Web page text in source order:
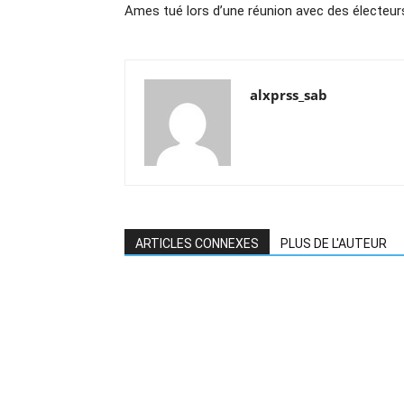
Ames tué lors d’une réunion avec des
alxprss_sab
ARTICLES CONNEXES PLUS DE L'AUTEUR